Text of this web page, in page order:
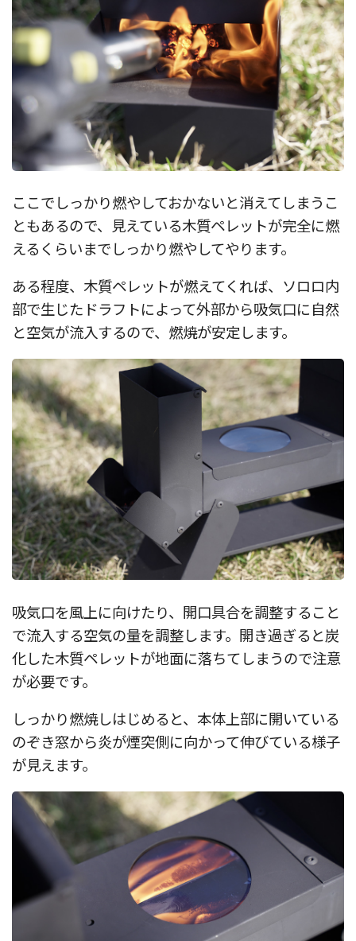
ここでしっかり燃やしておかないと消えてしまうこ
ともあるので、見えている木質ペレットが完全に燃
えるくらいまでしっかり燃やしてやります。
ある程度、木質ペレットが燃えてくれば、ソロロ内
部で生じたドラフトによって外部から吸気口に自然
と空気が流入するので、燃焼が安定します。
吸気口を風上に向けたり、開口具合を調整すること
で流入する空気の量を調整します。開き過ぎると炭
化した木質ペレットが地面に落ちてしまうので注意
が必要です。
しっかり燃焼しはじめると、本体上部に開いている
のぞき窓から炎が煙突側に向かって伸びている様子
が見えます。